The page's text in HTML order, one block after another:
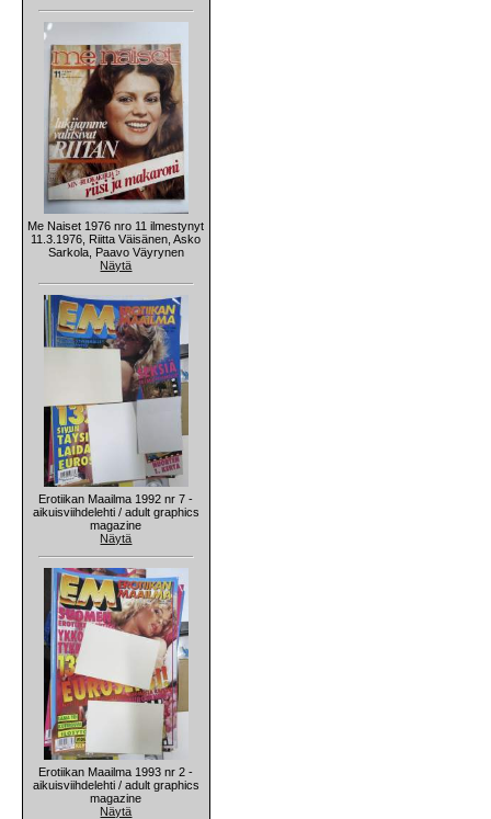
Me Naiset 1976 nro 11 ilmestynyt
11.3.1976, Riitta Väisänen, Asko
Sarkola, Paavo Väyrynen
Näytä
Erotiikan Maailma 1992 nr 7 -
aikuisviihdelehti / adult graphics
magazine
Näytä
Erotiikan Maailma 1993 nr 2 -
aikuisviihdelehti / adult graphics
magazine
Näytä